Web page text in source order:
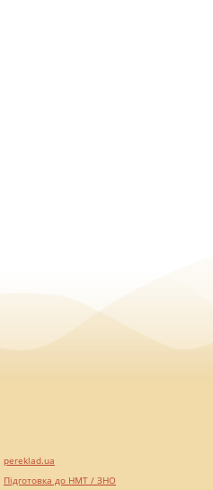
pereklad.ua
Підготовка до НМТ / ЗНО